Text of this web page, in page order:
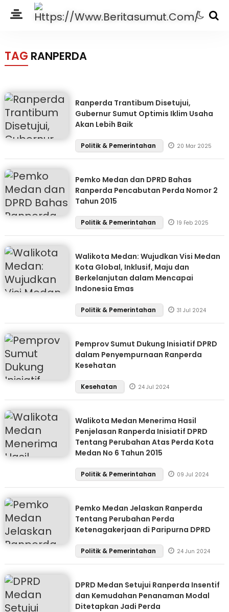
TAG RANPERDA
Ranperda Trantibum Disetujui,
Gubernur Sumut Optimis Iklim Usaha
Akan Lebih Baik
Politik & Pemerintahan 20 Mar 2025
Pemko Medan dan DPRD Bahas
Ranperda Pencabutan Perda Nomor 2
Tahun 2015
Politik & Pemerintahan 19 Feb 2025
Walikota Medan: Wujudkan Visi Medan
Kota Global, Inklusif, Maju dan
Berkelanjutan dalam Mencapai
Indonesia Emas
Politik & Pemerintahan 31 Jul 2024
Pemprov Sumut Dukung Inisiatif DPRD
dalam Penyempurnaan Ranperda
Kesehatan
Kesehatan 24 Jul 2024
Walikota Medan Menerima Hasil
Penjelasan Ranperda Inisiatif DPRD
Tentang Perubahan Atas Perda Kota
Medan No 6 Tahun 2015
Politik & Pemerintahan 09 Jul 2024
Pemko Medan Jelaskan Ranperda
Tentang Perubahan Perda
Ketenagakerjaan di Paripurna DPRD
Politik & Pemerintahan 24 Jun 2024
DPRD Medan Setujui Ranperda Insentif
dan Kemudahan Penanaman Modal
Ditetapkan Jadi Perda